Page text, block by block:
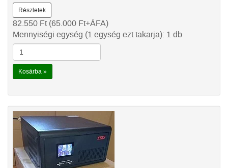
Részletek
82.550 Ft(65.000 Ft+ÁFA)
Mennyiségi egység (1 egység ezt takarja): 1 db
Kosárba »